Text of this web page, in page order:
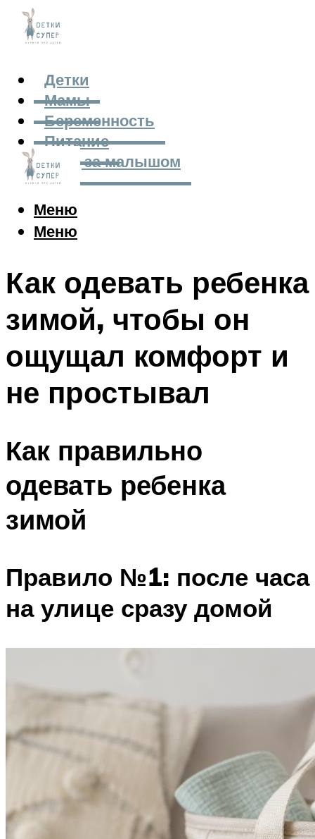
Детки
Мамы
Беременность
Питание
Уход за малышом
Меню
Меню
Как одевать ребенка
зимой, чтобы он
ощущал комфорт и
не простывал
Как правильно
одевать ребенка
зимой
Правило №1: после часа
на улице сразу домой